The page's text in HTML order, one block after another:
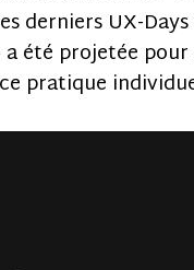
derniers UX-
a été projetée
pratique